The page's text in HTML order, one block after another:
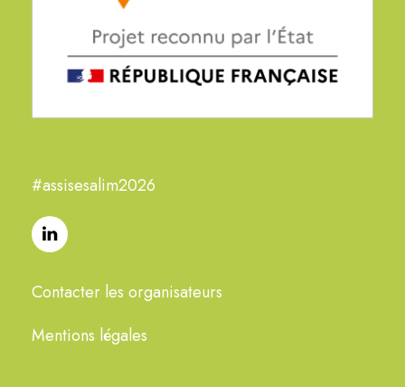
#assisesalim2026
Contacter les organisateurs
Mentions légales